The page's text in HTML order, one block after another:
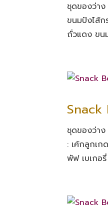
ชุดของว่าง
ขนมปังไส้ก
ถั่วแดง ขน
Snack
ชุดของว่าง
: เค้กลูกเก
พัฟ เบเกอรี่